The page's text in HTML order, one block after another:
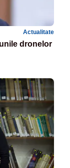
Actualitate
dronelor